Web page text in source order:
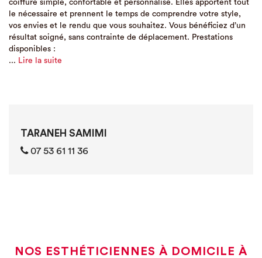
coiffure simple, confortable et personnalisé. Elles apportent tout
le nécessaire et prennent le temps de comprendre votre style,
vos envies et le rendu que vous souhaitez. Vous bénéficiez d’un
résultat soigné, sans contrainte de déplacement. Prestations
disponibles :
... Lire la suite
TARANEH SAMIMI
‭07 53 61 11 36‬
NOS ESTHÉTICIENNES À DOMICILE À